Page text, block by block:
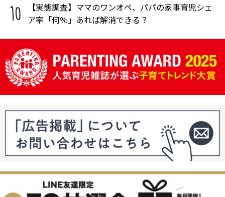
【実態調査】ママのワンオペ、パパの家事育児シェ
ア率「何％」あれば解消できる？